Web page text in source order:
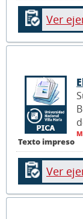
Ver
Texto impreso
Ver